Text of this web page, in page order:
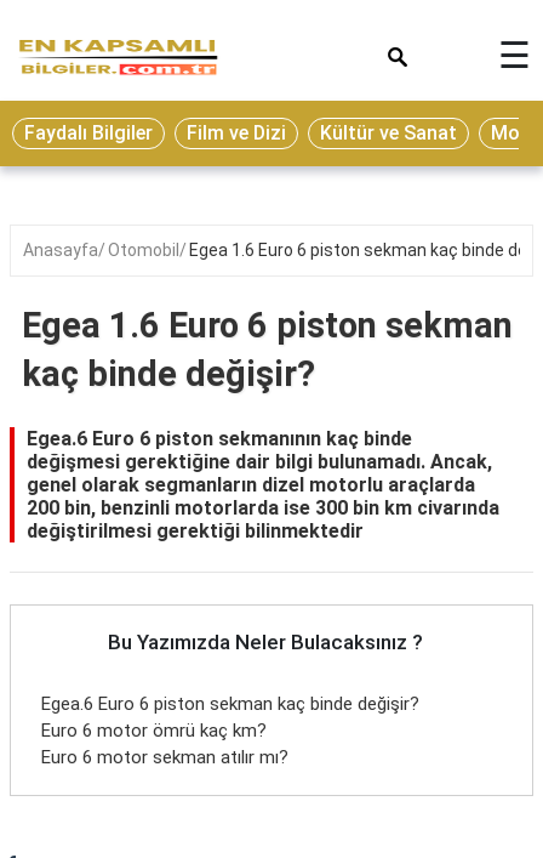
Eğitim
Ekonomi
Seyahat
Oyun
Yaşam
Hukuk
Blog
☰
Faydalı Bilgiler Film ve Dizi Kültür ve Sanat
Anasayfa Otomobil Egea 1.6 Euro 6 piston sekman kaç binde
Egea 1.6 Euro 6 piston sekman
kaç binde değişir?
Egea.6 Euro 6 piston sekmanının kaç binde
değişmesi gerektiğine dair bilgi bulunamadı. Ancak,
genel olarak segmanların dizel motorlu araçlarda
200 bin, benzinli motorlarda ise 300 bin km civarında
değiştirilmesi gerektiği bilinmektedir
Bu Yazımızda Neler Bulacaksınız ?
Egea.6 Euro 6 piston sekman kaç binde değişir?
Euro 6 motor ömrü kaç km?
Euro 6 motor sekman atılır mı?